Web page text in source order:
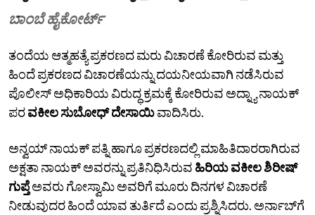
ಬಾಂಬೆ ಹೈಕೋರ್ಟ್‌
ತಂದೆಯ ಆತ್ಮಹತ್ಯೆ ಪ್ರಕರಣದ ಮರು ವಿಚಾರಣೆ ಕೋರಿರುವ ಮತ್ತು
ಹಿಂದೆ ಪ್ರಕರಣದ ವಿಚಾರಣೆಯನ್ನು ದಯನೀಯವಾಗಿ ನಡೆಸಿರುವ
ಪೊಲೀಸ್‌ ಅಧಿಕಾರಿಯ ವಿರುದ್ಧ ಕ್ರಮಕ್ಕೆ ಕೋರಿರುವ ಅದ್ನ್ಯಾ ನಾಯಕ್‌
ಪರವಕೀಲ ಸುಬೋಧ್‌ ದೇಸಾಯಿವಾದಿಸಿರು.
ಅನ್ವಯ್‌ ನಾಯಕ್‌ ಪತ್ನಿ ಹಾಗೂ ಪ್ರಕರಣದಲ್ಲಿ ಮಾಹಿತಿದಾರರಾಗಿರುವ
ಅಕ್ಷತಾ ನಾಯಕ್‌ ಅವರನ್ನು ಪ್ರತಿನಿಧಿಸಿರುವ ಹಿರಿಯ ವಕೀಲ ಶಿರೀಷ್‌
ಗುಪ್ತೆಅವರು ಗೋಸ್ವಾಮಿ ಅವರಿಗೆ ಮೂರು ದಿನಗಳ ವಿಚಾರಣೆ
ನೀಡುವುದರ ಹಿಂದೆ ಯಾವ ತುರ್ತಿದೆ ಎಂದು ಪ್ರಶ್ನಿಸಿದರು. ಅರ್ನಾಬ್‌ಗೆ